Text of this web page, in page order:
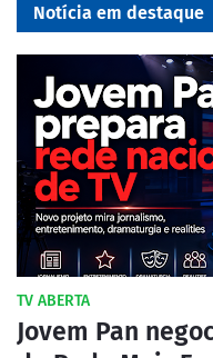
Notícia em destaque
TV ABERTA
Jovem Pan